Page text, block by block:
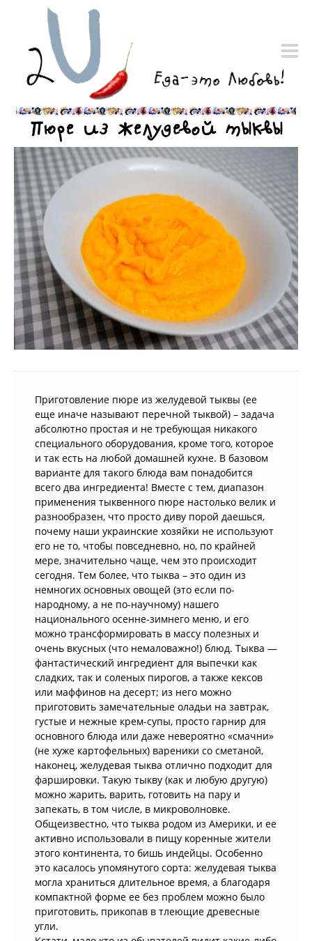
Пюре из желудевой тыквы
Приготовление пюре из желудевой тыквы (ее
еще иначе называют перечной тыквой) – задача
абсолютно простая и не требующая никакого
специального оборудования, кроме того, которое
и так есть на любой домашней кухне. В базовом
варианте для такого блюда вам понадобится
всего два ингредиента! Вместе с тем, диапазон
применения тыквенного пюре настолько велик и
разнообразен, что просто диву порой даешься,
почему наши украинские хозяйки не используют
его не то, чтобы повседневно, но, по крайней
мере, значительно чаще, чем это происходит
сегодня. Тем более, что тыква – это один из
немногих основных овощей (это если по-
народному, а не по-научному) нашего
национального осенне-зимнего меню, и его
можно трансформировать в массу полезных и
очень вкусных (что немаловажно!) блюд. Тыква —
фантастический ингредиент для выпечки как
сладких, так и соленых пирогов, а также кексов
или маффинов на десерт; из него можно
приготовить замечательные оладьи на завтрак,
густые и нежные крем-супы, просто гарнир для
основного блюда или даже невероятно «смачни»
(не хуже картофельных) вареники со сметаной,
наконец, желудевая тыква отлично подходит для
фаршировки. Такую тыкву (как и любую другую)
можно жарить, варить, готовить на пару и
запекать, в том числе, в микроволновке.
Общеизвестно, что тыква родом из Америки, и ее
активно использовали в пищу коренные жители
этого континента, то бишь индейцы. Особенно
это касалось упомянутого сорта: желудевая тыква
могла храниться длительное время, а благодаря
компактной форме ее без проблем можно было
приготовить, прикопав в тлеющие древесные
угли.